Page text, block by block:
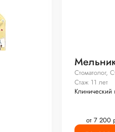
Стоматолог,
Стаж 11 лет
Клинический
от 7 200